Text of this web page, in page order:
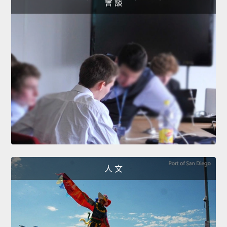
會 談
人 文